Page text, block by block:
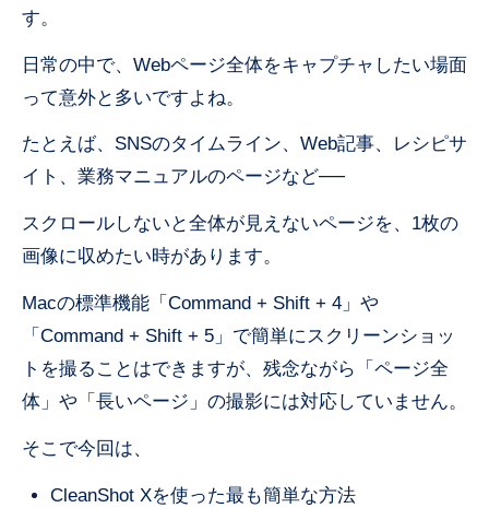
す。
日常の中で、Webページ全体をキャプチャしたい場面
って意外と多いですよね。
たとえば、SNSのタイムライン、Web記事、レシピサ
イト、業務マニュアルのページなど──
スクロールしないと全体が見えないページを、1枚の
画像に収めたい時があります。
Macの標準機能「Command + Shift + 4」や
「Command + Shift + 5」で簡単にスクリーンショッ
トを撮ることはできますが、残念ながら「ページ全
体」や「長いページ」の撮影には対応していません。
そこで今回は、
CleanShot Xを使った最も簡単な方法